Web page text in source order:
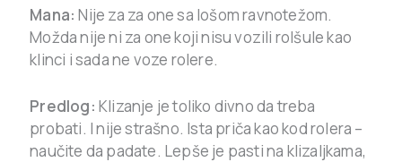
Mana: Nije za za one sa lošom ravnotežom.
Možda nije ni za one koji nisu vozili rolšule kao
klinci i sada ne voze rolere.
Predlog: Klizanje je toliko divno da treba
probati. I nije strašno. Ista priča kao kod rolera –
naučite da padate. Lepše je pasti na klizaljkama,